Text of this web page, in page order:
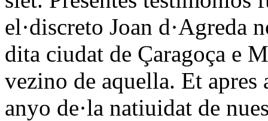
el·discreto Joan d·Agreda
dita ciudat de Çaragoça e
vezino de aquella. Et apres
anyo de·la natiuidat de